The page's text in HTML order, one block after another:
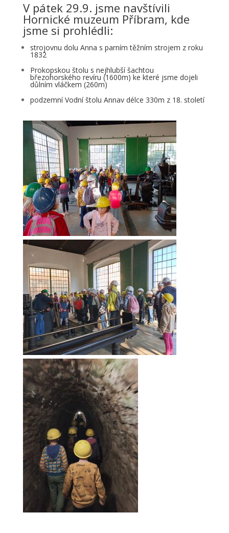
V pátek 29.9. jsme navštívili
Hornické muzeum Příbram, kde
jsme si prohlédli:
strojovnu dolu Anna s parním těžním strojem z roku
1832
Prokopskou štolu s nejhlubší šachtou
březohorského revíru (1600m) ke které jsme dojeli
důlním vláčkem (260m)
podzemní Vodní štolu Annav délce 330m z 18. století